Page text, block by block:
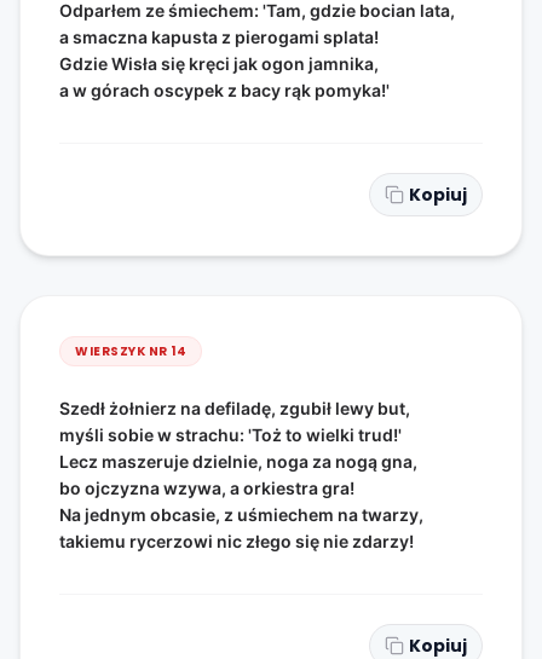
Odparłem ze śmiechem: 'Tam, gdzie bocian lata,
a smaczna kapusta z pierogami splata!
Gdzie Wisła się kręci jak ogon jamnika,
a w górach oscypek z bacy rąk pomyka!'
Kopiuj
WIERSZYK NR 14
Szedł żołnierz na defiladę, zgubił lewy but,
myśli sobie w strachu: 'Toż to wielki trud!'
Lecz maszeruje dzielnie, noga za nogą gna,
bo ojczyzna wzywa, a orkiestra gra!
Na jednym obcasie, z uśmiechem na twarzy,
takiemu rycerzowi nic złego się nie zdarzy!
Kopiuj